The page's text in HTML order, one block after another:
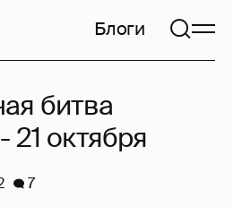
Блоги
битва
21 октября
7